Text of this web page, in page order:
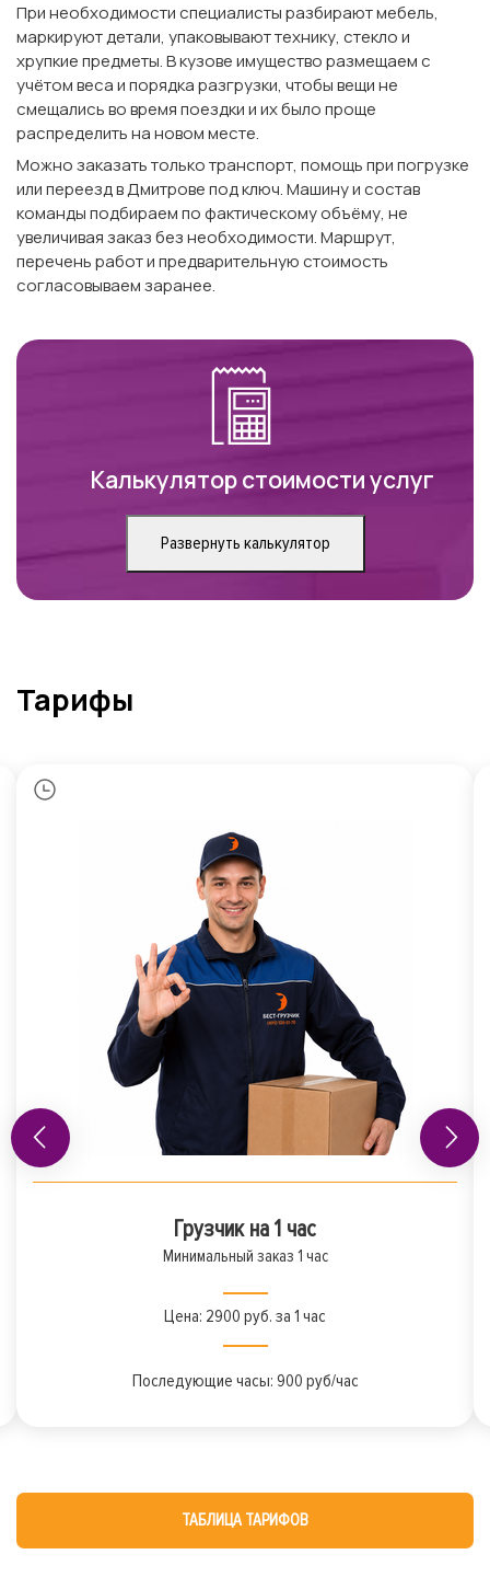
При необходимости специалисты разбирают мебель,
маркируют детали, упаковывают технику, стекло и
хрупкие предметы. В кузове имущество размещаем с
учётом веса и порядка разгрузки, чтобы вещи не
смещались во время поездки и их было проще
распределить на новом месте.
Можно заказать только транспорт, помощь при погрузке
или переезд в Дмитрове под ключ. Машину и состав
команды подбираем по фактическому объёму, не
увеличивая заказ без необходимости. Маршрут,
перечень работ и предварительную стоимость
согласовываем заранее.
Калькулятор стоимости услуг
Развернуть калькулятор
Тарифы
Грузчик на 1 час
Минимальный заказ 1 час
Цена: 2900 руб. за 1 час
Последующие часы: 900 руб/час
ТАБЛИЦА ТАРИФОВ